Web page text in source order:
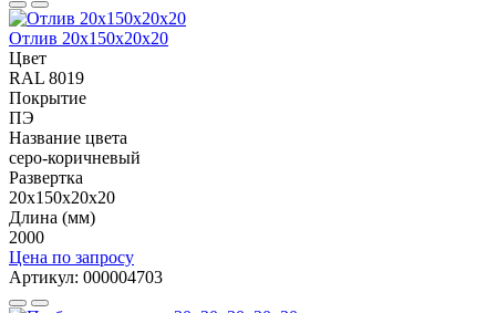
Отлив 20х150х20х20
Цвет
RAL 8019
Покрытие
ПЭ
Название цвета
серо-коричневый
Развертка
20х150х20х20
Длина (мм)
2000
Цена по запросу
Артикул: 000004703